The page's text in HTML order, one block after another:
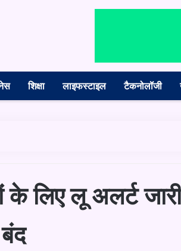
शिक्षा लाइफस्टाइल टैकनोलॉजी
के लिए लू अलर्ट